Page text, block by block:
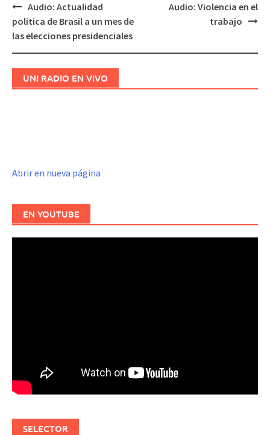
Navegación
de
Audio: Actualidad
politica de Brasil a un mes de
las elecciones presidenciales
Audio: Violencia en el
trabajo
UNI RADIO EN VIVO
Abrir en nueva página
EN YOUTUBE
SELECTOR